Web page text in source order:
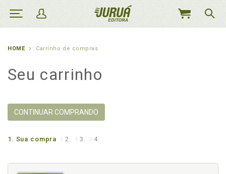
MEU
HOME Carrinho de compras
Seu carrinho
CONTINUAR COMPRANDO
1. Sua compra 2. 3. 4.